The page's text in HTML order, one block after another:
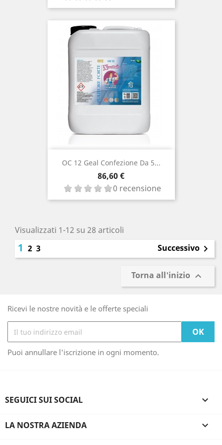
OC 12 Geal Confezione Da 5...
Prezzo
86,60 €
0 recensione
Visualizzati 1-12 su 28 articoli
1 2 3 Successivo 
Torna all'inizio 
Ricevi le nostre novità e le offerte speciali
Puoi annullare l'iscrizione in ogni momento.
SEGUICI SUI SOCIAL 
LA NOSTRA AZIENDA 